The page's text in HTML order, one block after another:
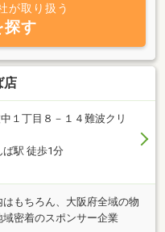
が取り扱う
探す
店
１丁目８－１４難波クリ
駅 徒歩1分
もちろん、大阪府全域の物
密着のスポンサー企業